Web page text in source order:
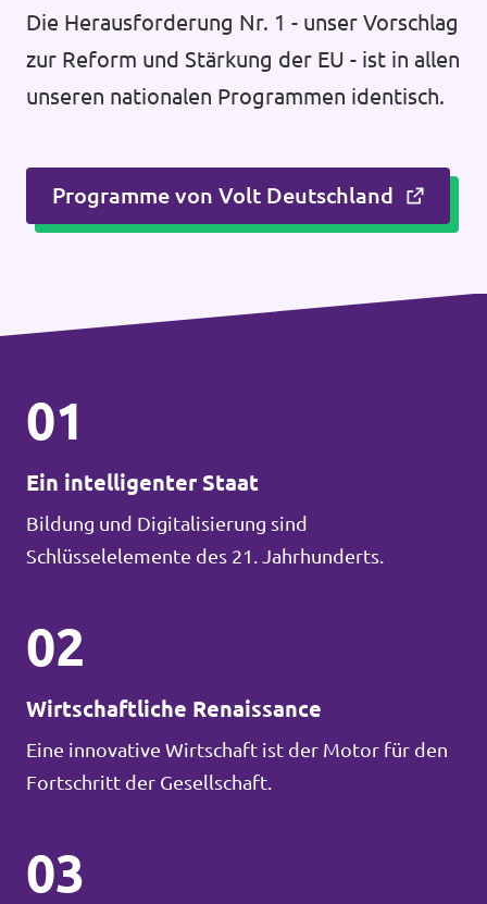
Die Herausforderung Nr. 1 - unser Vorschlag
zur Reform und Stärkung der EU - ist in allen
unseren nationalen Programmen identisch.
Programme von Volt Deutschland
01
Ein intelligenter Staat
Bildung und Digitalisierung sind
Schlüsselelemente des 21. Jahrhunderts.
02
Wirtschaftliche Renaissance
Eine innovative Wirtschaft ist der Motor für den
Fortschritt der Gesellschaft.
03